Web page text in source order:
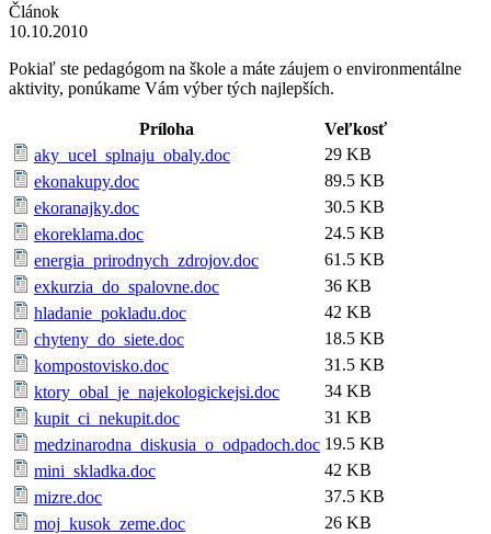
Článok
10.10.2010
Pokiaľ ste pedagógom na škole a máte záujem o environmentálne
aktivity, ponúkame Vám výber tých najlepších.
Príloha
Veľkosť
aky_ucel_splnaju_obaly.doc
29 KB
ekonakupy.doc
89.5 KB
ekoranajky.doc
30.5 KB
ekoreklama.doc
24.5 KB
energia_prirodnych_zdrojov.doc
61.5 KB
exkurzia_do_spalovne.doc
36 KB
hladanie_pokladu.doc
42 KB
chyteny_do_siete.doc
18.5 KB
kompostovisko.doc
31.5 KB
ktory_obal_je_najekologickejsi.doc
34 KB
kupit_ci_nekupit.doc
31 KB
medzinarodna_diskusia_o_odpadoch.doc 19.5 KB
mini_skladka.doc
42 KB
mizre.doc
37.5 KB
moj_kusok_zeme.doc
26 KB